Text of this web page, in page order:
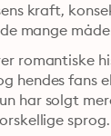
kraft,
mange
romantiske
hendes fans
har solgt
sprog.